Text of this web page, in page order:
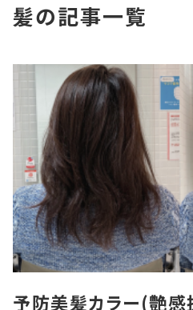
髪の記事一覧
予防美髪カラー(艶感